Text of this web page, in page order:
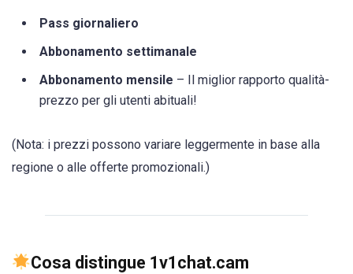
Pass giornaliero
Abbonamento settimanale
Abbonamento mensile – Il miglior rapporto qualità-
prezzo per gli utenti abituali!
(Nota: i prezzi possono variare leggermente in base alla
regione o alle offerte promozionali.)
Cosa distingue 1v1chat.cam